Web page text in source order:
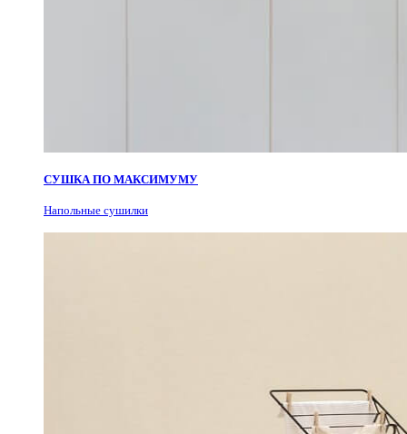
СУШКА ПО МАКСИМУМУ
Напольные сушилки